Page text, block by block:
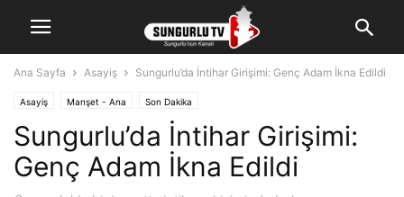
Ana Sayfa Asayiş Sungurlu’da İntihar Girişimi: Genç Adam İkna Edildi
Asayiş Manşet - Ana Son Dakika
Sungurlu’da İntihar Girişimi:
Genç Adam İkna Edildi